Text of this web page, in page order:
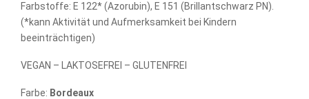
Farbstoffe: E 122* (Azorubin), E 151 (Brillantschwarz PN).
(*kann Aktivität und Aufmerksamkeit bei Kindern
beeinträchtigen)
VEGAN – LAKTOSEFREI – GLUTENFREI
Farbe: Bordeaux